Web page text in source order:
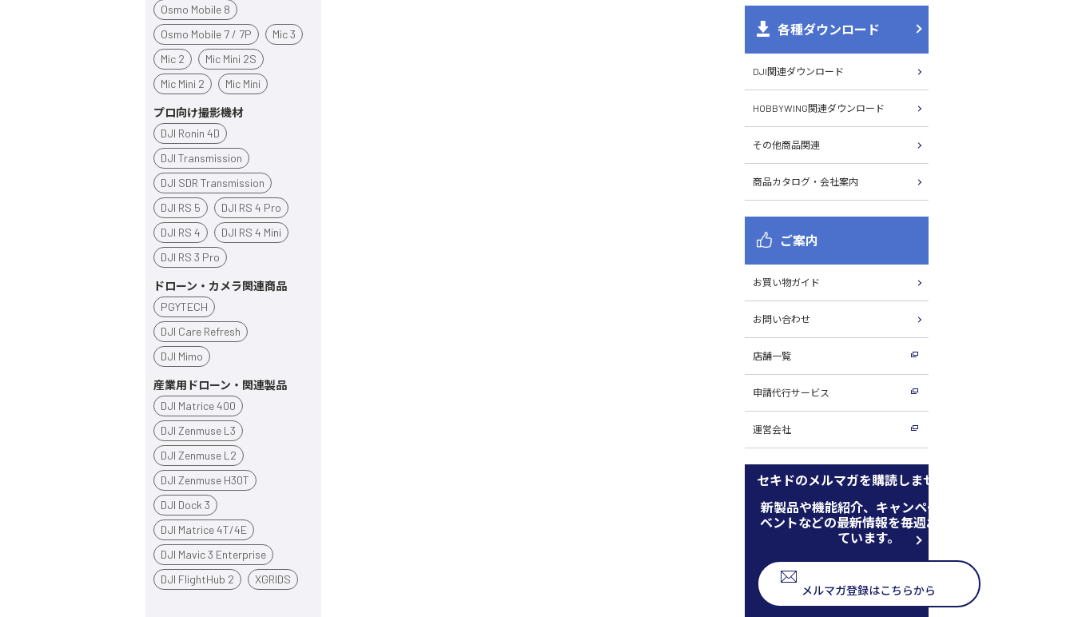
Osmo Mobile 8
Osmo Mobile 7 / 7P
Mic 3
Mic 2
Mic Mini 2S
Mic Mini 2
Mic Mini
プロ向け撮影機材
DJI Ronin 4D
DJI Transmission
DJI SDR Transmission
DJI RS 5
DJI RS 4 Pro
DJI RS 4
DJI RS 4 Mini
DJI RS 3 Pro
ドローン・カメラ関連商品
PGYTECH
DJI Care Refresh
DJI Mimo
産業用ドローン・関連製品
DJI Matrice 400
DJI Zenmuse L3
DJI Zenmuse L2
DJI Zenmuse H30T
DJI Dock 3
DJI Matrice 4T/4E
DJI Mavic 3 Enterprise
DJI FlightHub 2
XGRIDS
各種ダウンロード
DJI関連ダウンロード
HOBBYWING関連ダウンロード
その他商品関連
商品カタログ・会社案内
ご案内
お買い物ガイド
お問い合わせ
店舗一覧
申請代行サービス
運営会社
セキドのメルマガを購読しませんか
新製品や機能紹介、キャンペーン、イ
ベントなどの最新情報を毎週お届けし
ています。
メルマガ登録はこちらから